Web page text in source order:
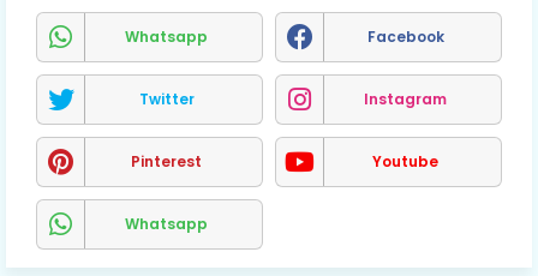
Whatsapp Facebook
Twitter Instagram
Pinterest Youtube
Whatsapp